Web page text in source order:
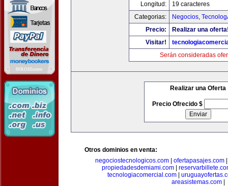
Longitud:
19 caracteres
Categorias:
Negocios,
Precio:
Realizar una
Visitar!
Serán consideradas
Realizar una Oferta
Precio Ofrecido $
Otros dominios en venta:
negociostecnologicos.com
ofertapasajes.com
propiedadesdemiami.com
tecnologiacomercial.com
areasistemas.com|